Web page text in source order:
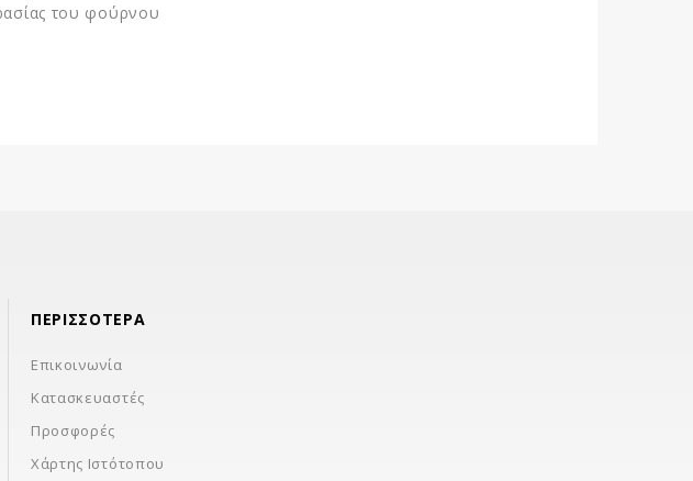
του φούρνου
ΠΕΡΙΣΣΌΤΕΡΑ
Επικοινωνία
Κατασκευαστές
Προσφορές
Χάρτης Ιστότοπου